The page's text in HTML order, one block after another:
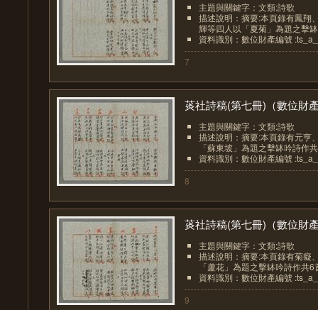
主題與關鍵字：文類:詩歌
描述說明：摘要:本頁錄有鳳翔
輝等四人以「夏菊」為題之擊
資料識別：數位財產編號
7
菼社詩稿(第七冊)（數位財
主題與關鍵字：文類:詩歌
描述說明：摘要:本頁錄有元亨
「蘇東坡」為題之擊缽吟詩作
資料識別：數位財產編號
8
菼社詩稿(第七冊)（數位財
主題與關鍵字：文類:詩歌
描述說明：摘要:本頁錄有菊癡
「蘆花」為題之擊缽吟詩作共
資料識別：數位財產編號
9